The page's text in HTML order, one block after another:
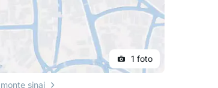
1 foto
sinai